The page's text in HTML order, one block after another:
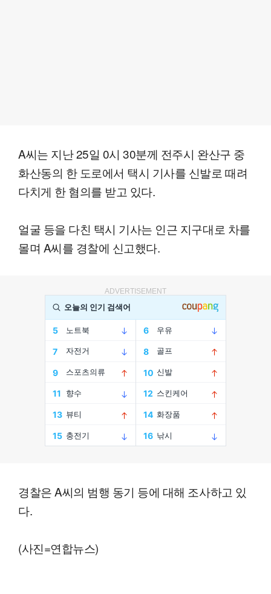
A씨는 지난 25일 0시 30분께 전주시 완산구 중
화산동의 한 도로에서 택시 기사를 신발로 때려
다치게 한 혐의를 받고 있다.
얼굴 등을 다친 택시 기사는 인근 지구대로 차를
몰며 A씨를 경찰에 신고했다.
ADVERTISEMENT
경찰은 A씨의 범행 동기 등에 대해 조사하고 있
다.
(사진=연합뉴스)